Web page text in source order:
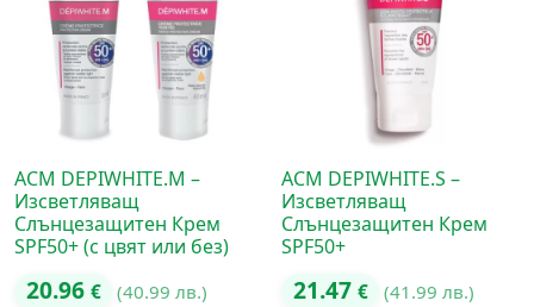
ACM DEPIWHITE.M –
Изсветляващ
Слънцезащитен Крем
SPF50+ (с цвят или без)
20.96 € (40.99 лв.)
ACM DEPIWHITE.S –
Изсветляващ
Слънцезащитен Крем
SPF50+
21.47 € (41.99 лв.)